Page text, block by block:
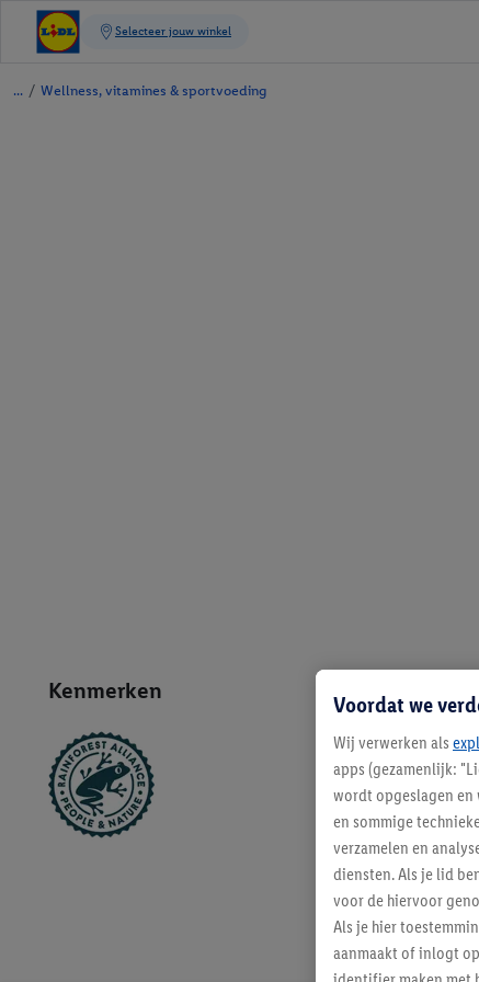
/ Wellness, vitamines & sportvoeding
Kenmerken Voordat we
Wij verwerken als
apps (gezamenlijk:
wordt opgeslagen en
en sommige
verzamelen en
diensten. Als je lid
voor de hiervoor
Als je hier
aanmaakt of inlogt